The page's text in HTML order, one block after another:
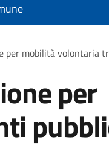
per mobilità volontaria
per